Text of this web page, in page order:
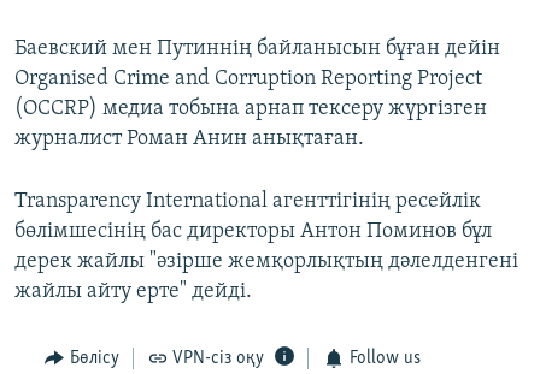
Баевский мен Путиннің байланысын бұған дейін
Organised Crime and Corruption Reporting Project
(OCCRP) медиа тобына арнап тексеру жүргізген
журналист Роман Анин анықтаған.
Transparency International агенттігінің ресейлік
бөлімшесінің бас директоры Антон Поминов бұл
дерек жайлы "әзірше жемқорлықтың дәлелденгені
жайлы айту ерте" дейді.
Бөлісу VPN-сіз оқу Follow us